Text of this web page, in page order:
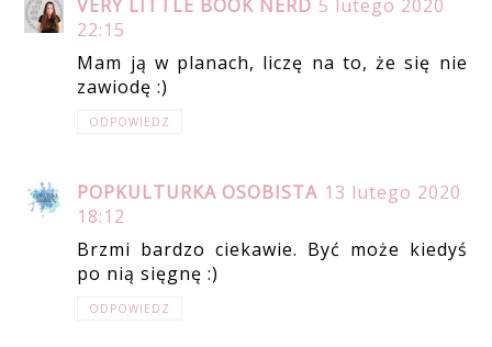
VERY LITTLE BOOK NERD 5 lutego 2020
22:15
Mam ją w planach, liczę na to, że się nie
zawiodę :)
ODPOWIEDZ
POPKULTURKA OSOBISTA 13 lutego 2020
18:12
Brzmi bardzo ciekawie. Być może kiedyś
po nią sięgnę :)
ODPOWIEDZ